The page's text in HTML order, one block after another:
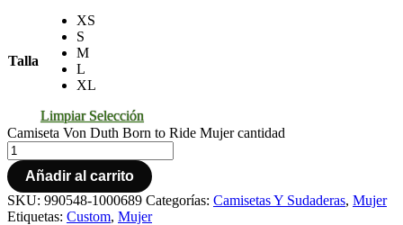
Talla
XS
S
M
L
XL
Limpiar Selección
Camiseta Von Duth Born to Ride Mujer cantidad
Añadir al carrito
SKU: 990548-1000689 Categorías: Camisetas Y Sudaderas, Mujer
Etiquetas: Custom, Mujer